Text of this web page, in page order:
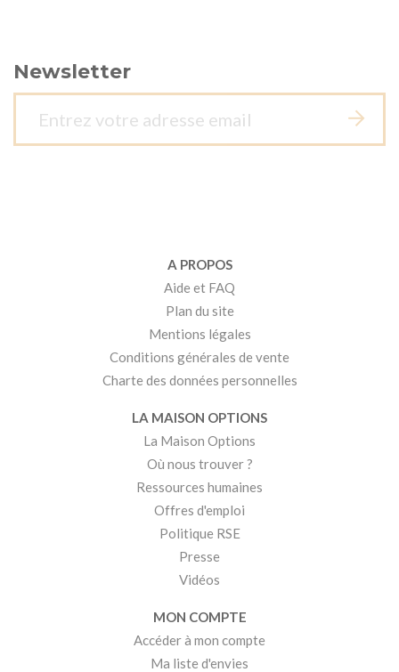
Newsletter
A PROPOS
Aide et FAQ
Plan du site
Mentions légales
Conditions générales de vente
Charte des données personnelles
LA MAISON OPTIONS
La Maison Options
Où nous trouver ?
Ressources humaines
Offres d'emploi
Politique RSE
Presse
Vidéos
MON COMPTE
Accéder à mon compte
Ma liste d'envies